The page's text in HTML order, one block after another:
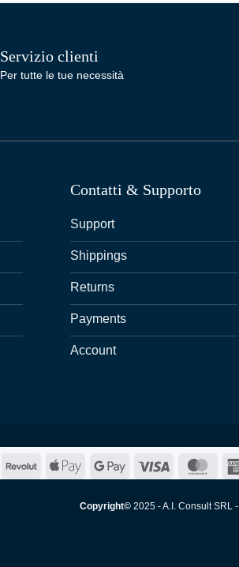
Servizio clienti
Per tutte le tue necessità
Contatti & Supporto
Support
Shippings
Returns
Payments
Account
RevolutApple
Google
Visa
Copyright© 2025 - A.I. Consult SRL -